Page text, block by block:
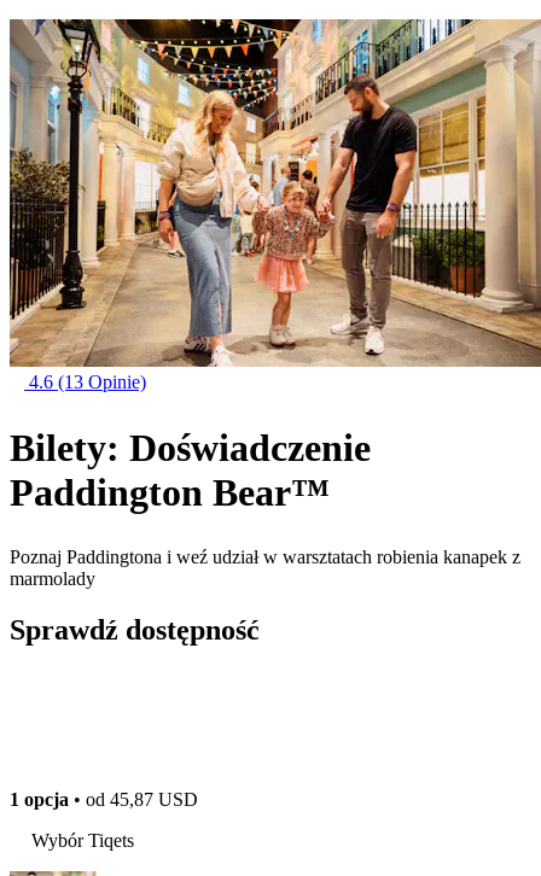
4.6 (13 Opinie)
Bilety: Doświadczenie
Paddington Bear™
Poznaj Paddingtona i weź udział w warsztatach robienia kanapek z
marmolady
Sprawdź dostępność
1 opcja • od 45,87 USD
Wybór Tiqets